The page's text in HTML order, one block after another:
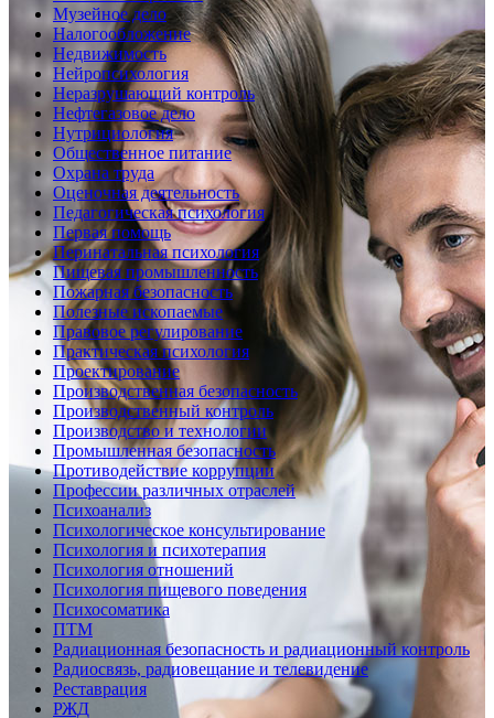
Музейное дело
Налогообложение
Недвижимость
Нейропсихология
Неразрушающий контроль
Нефтегазовое дело
Нутрициология
Общественное питание
Охрана труда
Оценочная деятельность
Педагогическая психология
Первая помощь
Перинатальная психология
Пищевая промышленность
Пожарная безопасность
Полезные ископаемые
Правовое регулирование
Практическая психология
Проектирование
Производственная безопасность
Производственный контроль
Производство и технологии
Промышленная безопасность
Противодействие коррупции
Профессии различных отраслей
Психоанализ
Психологическое консультирование
Психология и психотерапия
Психология отношений
Психология пищевого поведения
Психосоматика
ПТМ
Радиационная безопасность и радиационный контроль
Радиосвязь, радиовещание и телевидение
Реставрация
РЖД